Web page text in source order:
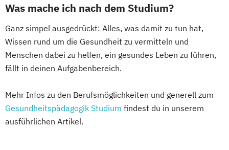
Was mache ich nach dem Studium?
Ganz simpel ausgedrückt: Alles, was damit zu tun hat,
Wissen rund um die Gesundheit zu vermitteln und
Menschen dabei zu helfen, ein gesundes Leben zu führen,
fällt in deinen Aufgabenbereich.
Mehr Infos zu den Berufsmöglichkeiten und generell zum
Gesundheitspädagogik Studium findest du in unserem
ausführlichen Artikel.